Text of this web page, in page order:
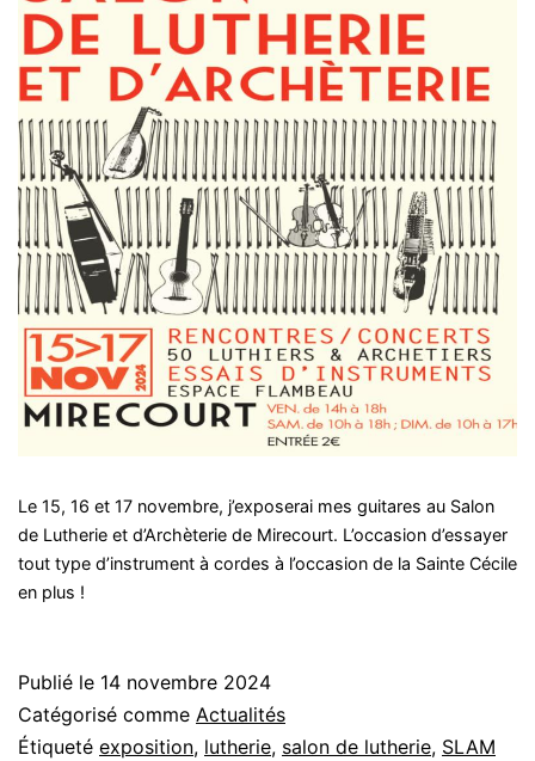
Le 15, 16 et 17 novembre, j’exposerai mes guitares au Salon
de Lutherie et d’Archèterie de Mirecourt. L’occasion d’essayer
tout type d’instrument à cordes à l’occasion de la Sainte Cécile
en plus !
Publié le 14 novembre 2024
Catégorisé comme Actualités
Étiqueté exposition, lutherie, salon de lutherie, SLAM